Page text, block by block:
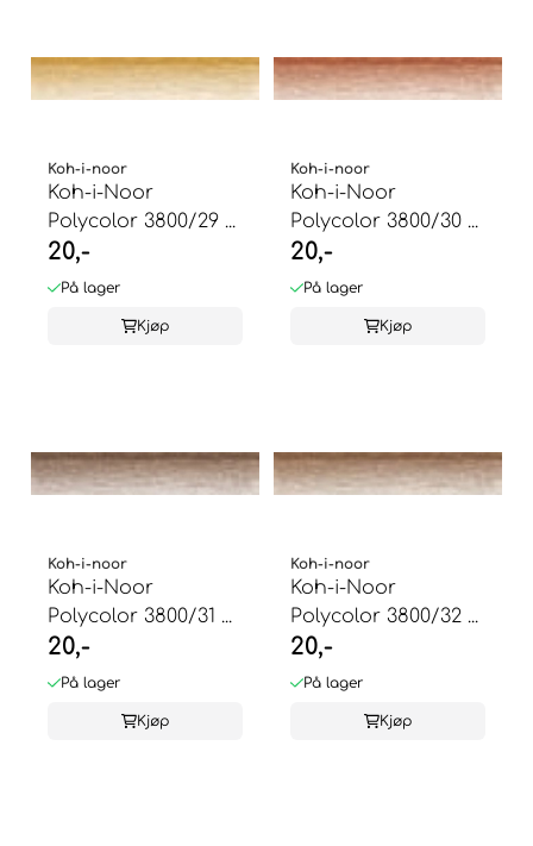
Koh-i-noor
Koh-i-Noor
Polycolor 3800/29 ...
20,-
På lager
Kjøp
Koh-i-noor
Koh-i-Noor
Polycolor 3800/30 ...
20,-
På lager
Kjøp
Koh-i-noor
Koh-i-Noor
Polycolor 3800/31 ...
20,-
På lager
Kjøp
Koh-i-noor
Koh-i-Noor
Polycolor 3800/32 ...
20,-
På lager
Kjøp